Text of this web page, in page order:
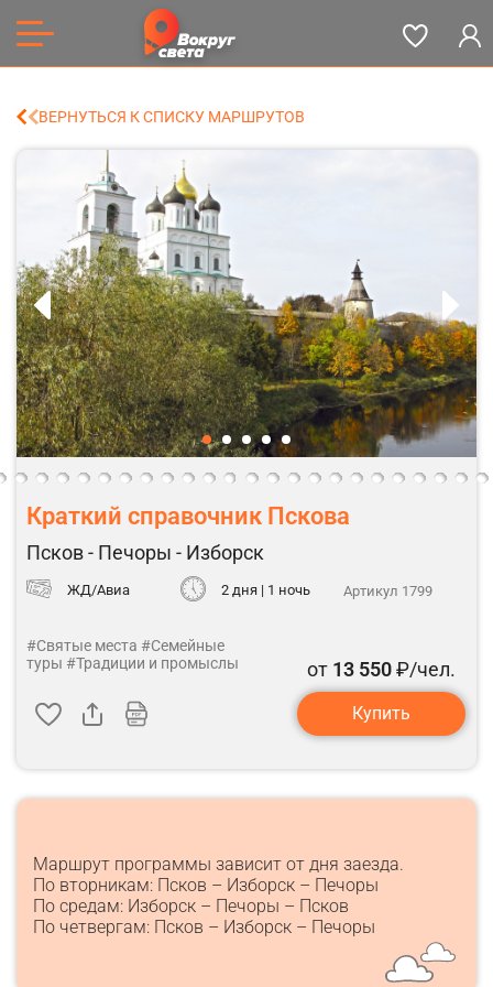
ВЕРНУТЬСЯ К СПИСКУ МАРШРУТОВ
Краткий справочник Пскова
Псков - Печоры - Изборск
ЖД/Авиа 2 дня | 1 ночь Артикул 1799
#Святые места #Семейные
туры #Традиции и промыслы от 13 550₽/чел.
Купить
Маршрут программы зависит от дня заезда.
По вторникам: Псков – Изборск – Печоры
По средам: Изборск – Печоры – Псков
По четвергам: Псков – Изборск – Печоры